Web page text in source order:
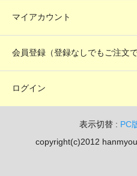
マイアカウント
会員登録（登録なしでもご注文で
ログイン
表示切替 : PC
copyright(c)2012